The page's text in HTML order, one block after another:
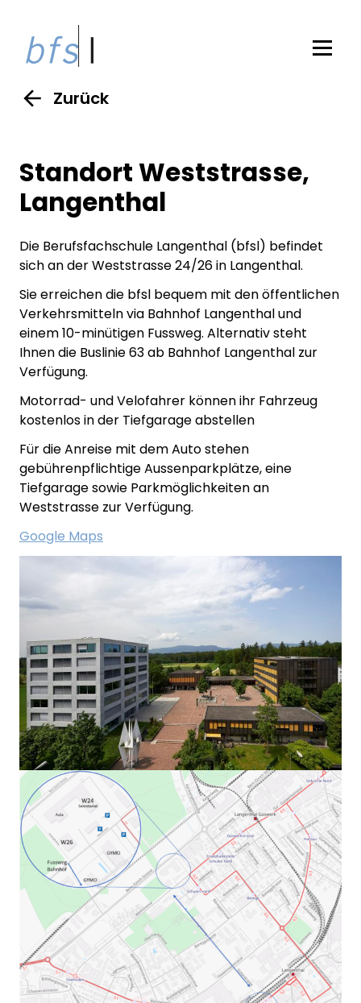
Zurück
Standort Weststrasse,
Langenthal
Die Berufsfachschule Langenthal (bfsl) befindet
sich an der Weststrasse 24/26 in Langenthal.
Sie erreichen die bfsl bequem mit den öffentlichen
Verkehrsmitteln via Bahnhof Langenthal und
einem 10-minütigen Fussweg. Alternativ steht
Ihnen die Buslinie 63 ab Bahnhof Langenthal zur
Verfügung.
Motorrad- und Velofahrer können ihr Fahrzeug
kostenlos in der Tiefgarage abstellen
Für die Anreise mit dem Auto stehen
gebührenpflichtige Aussenparkplätze, eine
Tiefgarage sowie Parkmöglichkeiten an
Weststrasse zur Verfügung.
Google Maps